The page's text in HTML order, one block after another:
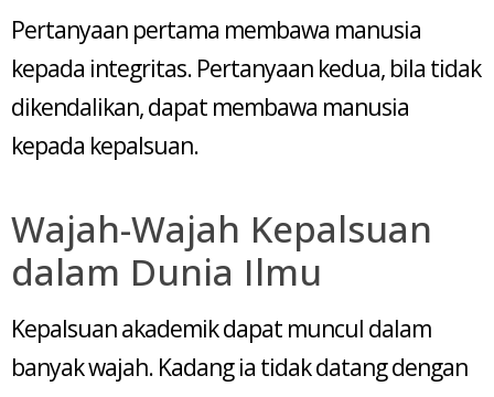
Pertanyaan pertama membawa manusia
kepada integritas. Pertanyaan kedua, bila tidak
dikendalikan, dapat membawa manusia
kepada kepalsuan.
Wajah-Wajah Kepalsuan
dalam Dunia Ilmu
Kepalsuan akademik dapat muncul dalam
banyak wajah. Kadang ia tidak datang dengan